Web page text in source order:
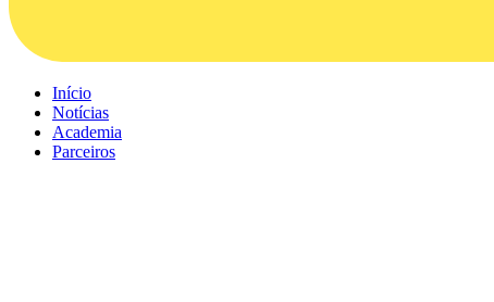
Início
Notícias
Academia
Parceiros